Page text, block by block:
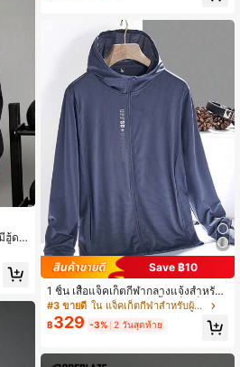
ฮู้ด
ยเ
Save ฿10
1 ชิ้น เสื้อแจ็คเก็ตกีฬากลางแจ้งสำหรับ
ผู้ชายพร้อมกระเป๋าซิป, เสื้อแจ็คเก็ตมีฮู้
ดบางสบายแบบลำลอง, เหมาะสำหรับก
ารเดินป่า, การเดินป่า, การตกปลา, การ
ทำงาน ฯลฯ
#3 ขายดี ใน แจ็คเก็ตกีฬาสำหรับผู้ชาย
฿329 -3% 2 วันสุดท้าย